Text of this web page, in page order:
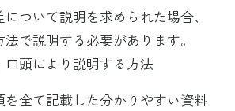
ついて説明を求められた場合、
で説明する必要があります。
口頭により説明する方法
を全て記載した分かりやすい資料